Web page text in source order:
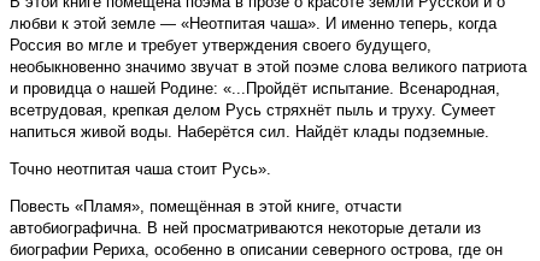
любви к этой земле — «Неотпитая чаша». И именно теперь, когда
Россия во мгле и требует утверждения своего будущего,
необыкновенно значимо звучат в этой поэме слова великого патриота
и провидца о нашей Родине: «...Пройдёт испытание. Всенародная,
всетрудовая, крепкая делом Русь стряхнёт пыль и труху. Сумеет
напиться живой воды. Наберётся сил. Найдёт клады подземные.
Точно неотпитая чаша стоит Русь».
Повесть «Пламя», помещённая в этой книге, отчасти
автобиографична. В ней просматриваются некоторые детали из
биографии Рериха, особенно в описании северного острова, где он